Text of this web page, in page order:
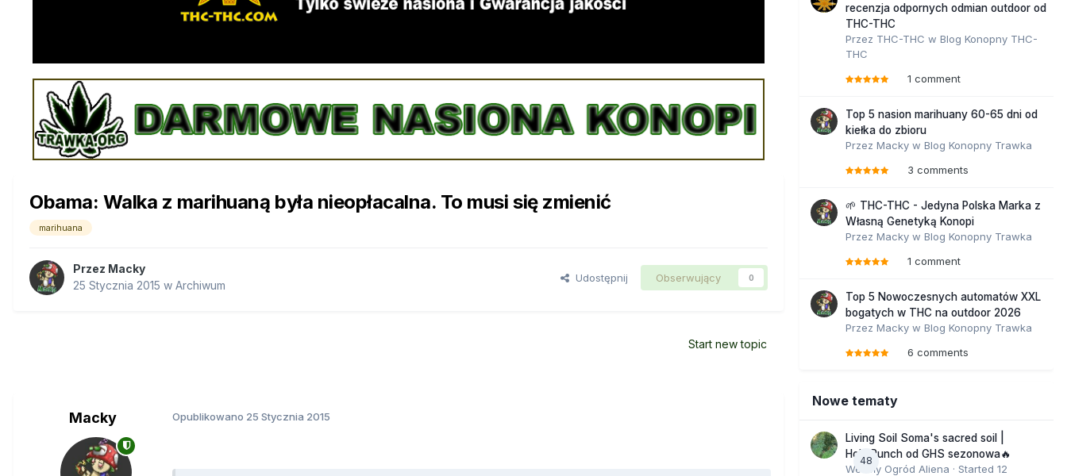
Obama: Walka z marihuaną była nieopłacalna. To musi się zmienić
marihuana
Przez Macky
25 Stycznia 2015 w Archiwum
Udostępnij Obserwujący 0
Start new topic
Macky Opublikowano 25 Stycznia 2015
recenzja odpornych odmian outdoor od
THC-THC
Przez THC-THC w Blog Konopny THC-
THC
1 comment
Top 5 nasion marihuany 60-65 dni od
kiełka do zbioru
Przez Macky w Blog Konopny Trawka
3 comments
🌱 THC-THC - Jedyna Polska Marka z
Własną Genetyką Konopi
Przez Macky w Blog Konopny Trawka
1 comment
Top 5 Nowoczesnych automatów XXL
bogatych w THC na outdoor 2026
Przez Macky w Blog Konopny Trawka
6 comments
Nowe tematy
48
Living Soil Soma's sacred soil |
Holy Punch od GHS sezonowa🔥
Wesoły Ogród Aliena · Started 12